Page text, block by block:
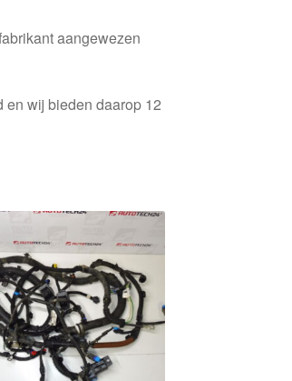
aangewezen
wij bieden daarop 12